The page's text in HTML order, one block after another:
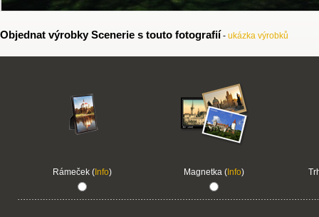
Objednat výrobky Scenerie s touto fotografií - ukázka výrobků
Rámeček (Info) Magnetka (Info)